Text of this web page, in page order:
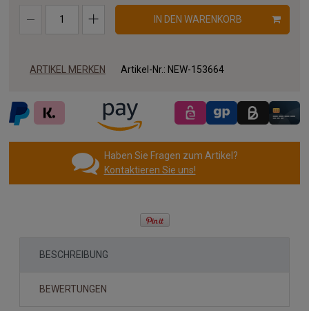
IN DEN WARENKORB
ARTIKEL MERKEN Artikel-Nr.: NEW-153664
Haben Sie Fragen zum Artikel?
Kontaktieren Sie uns!
BESCHREIBUNG
BEWERTUNGEN